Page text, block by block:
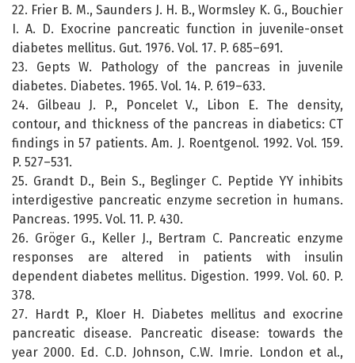
22. Frier B. M., Saunders J. H. B., Wormsley K. G., Bouchier
I. A. D. Exocrine pancreatic function in juvenile-onset
diabetes mellitus. Gut. 1976. Vol. 17. P. 685–691.
23. Gepts W. Pathology of the pancreas in juvenile
diabetes. Diabetes. 1965. Vol. 14. P. 619–633.
24. Gilbeau J. P., Poncelet V., Libon E. The density,
contour, and thickness of the pancreas in diabetics: CT
findings in 57 patients. Am. J. Roentgenol. 1992. Vol. 159.
P. 527–531.
25. Grandt D., Bein S., Beglinger C. Peptide YY inhibits
interdigestive pancreatic enzyme secretion in humans.
Pancreas. 1995. Vol. 11. P. 430.
26. Gröger G., Keller J., Bertram C. Pancreatic enzyme
responses are altered in patients with insulin
dependent diabetes mellitus. Digestion. 1999. Vol. 60. P.
378.
27. Hardt P., Kloer H. Diabetes mellitus and exocrine
pancreatic disease. Pancreatic disease: towards the
year 2000. Ed. C.D. Johnson, C.W. Imrie. London et al.,